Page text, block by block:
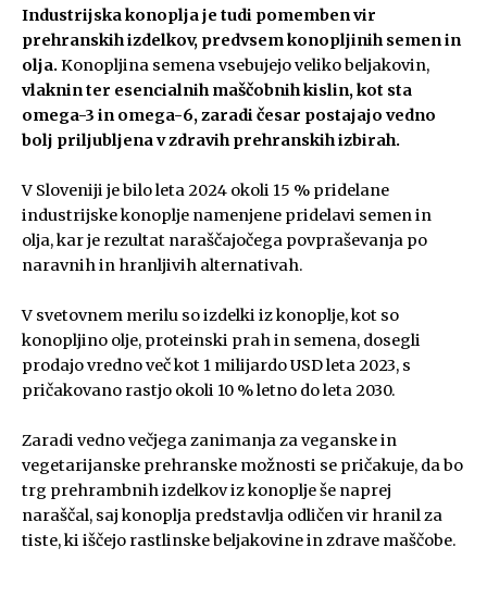
Industrijska konoplja je tudi pomemben vir
prehranskih izdelkov, predvsem konopljinih semen in
olja.Konopljina semena vsebujejo veliko beljakovin,
vlaknin ter esencialnih maščobnih kislin, kot sta
omega-3 in omega-6, zaradi česar postajajo vedno
bolj priljubljena v zdravih prehranskih izbirah.
V Sloveniji je bilo leta 2024 okoli 15 % pridelane
industrijske konoplje namenjene pridelavi semen in
olja, kar je rezultat naraščajočega povpraševanja po
naravnih in hranljivih alternativah.
V svetovnem merilu so izdelki iz konoplje, kot so
konopljino olje, proteinski prah in semena, dosegli
prodajo vredno več kot 1 milijardo USD leta 2023, s
pričakovano rastjo okoli 10 % letno do leta 2030.
Zaradi vedno večjega zanimanja za veganske in
vegetarijanske prehranske možnosti se pričakuje, da bo
trg prehrambnih izdelkov iz konoplje še naprej
naraščal, saj konoplja predstavlja odličen vir hranil za
tiste, ki iščejo rastlinske beljakovine in zdrave maščobe.